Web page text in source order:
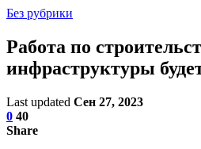
Без рубрики
Работа по
инфраструктуры
Last updated Сен 27, 2023
0 40
Share